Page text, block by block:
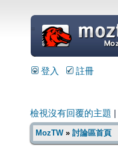
=
登入 註冊
檢視沒有回覆的主題
MozTW» 討論區首頁